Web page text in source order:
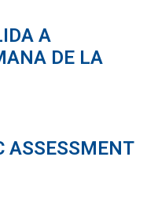
A
DE LA
ASSESSMENT